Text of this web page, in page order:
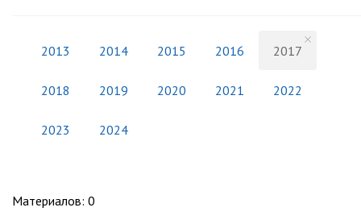
2013 2014 2015 2016 2017
2018 2019 2020 2021 2022
2023 2024
Материалов: 0